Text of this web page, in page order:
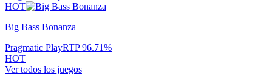
HOT
Big Bass Bonanza
Pragmatic PlayRTP96.71%
HOT
Ver todos los juegos